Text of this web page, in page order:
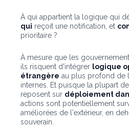
À qui appartient la logique qui
qui reçoit une notification, et
prioritaire ?
À mesure que les
ils risquent d'intégrer logique
étrangère au plus profond de
internes. Et puisque la plupart
reposent sur déploiement
actions sont potentiellement
améliorées de l'extérieur, en
souverain.